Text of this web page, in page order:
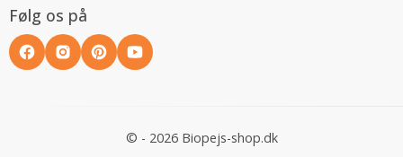
Følg os på
© - 2026 Biopejs-shop.dk